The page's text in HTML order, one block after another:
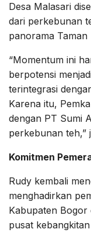
Desa Malasari
dari perkebunan
panorama
“Momentum ini
berpotensi
terintegrasi
Karena itu,
dengan PT Sumi
perkebunan teh,”
Komitmen
Rudy kembali
menghadirkan
Kabupaten Bogor
pusat kebangkitan